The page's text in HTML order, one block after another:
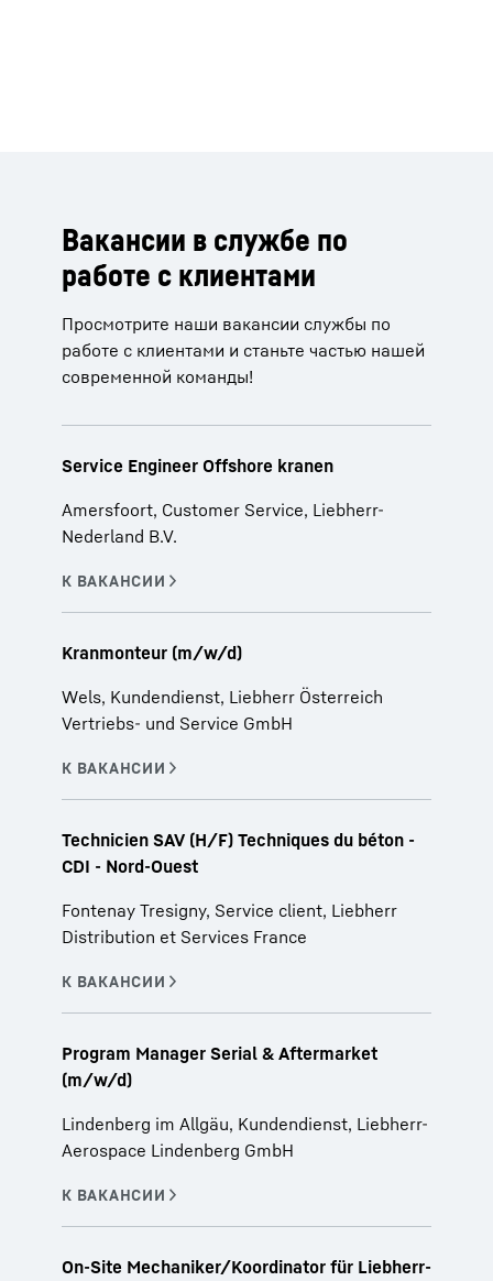
Вакансии в службе по
работе с клиентами
Просмотрите наши вакансии службы по
работе с клиентами и станьте частью нашей
современной команды!
Service Engineer Offshore kranen
Amersfoort, Customer Service, Liebherr-
Nederland B.V.
Kranmonteur (m/w/d)
Wels, Kundendienst, Liebherr Österreich
Vertriebs- und Service GmbH
Technicien SAV (H/F) Techniques du béton -
CDI - Nord-Ouest
Fontenay Tresigny, Service client, Liebherr
Distribution et Services France
Program Manager Serial & Aftermarket
(m/w/d)
Lindenberg im Allgäu, Kundendienst, Liebherr-
Aerospace Lindenberg GmbH
On-Site Mechaniker/Koordinator für Liebherr-